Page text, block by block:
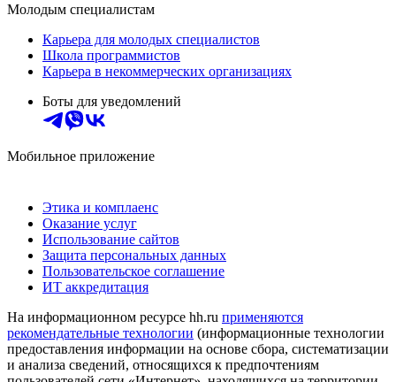
Молодым специалистам
Карьера для молодых специалистов
Школа программистов
Карьера в некоммерческих организациях
Боты для уведомлений
Мобильное приложение
Этика и комплаенс
Оказание услуг
Использование сайтов
Защита персональных данных
Пользовательское соглашение
ИТ аккредитация
На информационном ресурсе hh.ru применяются
рекомендательные технологии (информационные технологии
предоставления информации на основе сбора, систематизации
и анализа сведений, относящихся к предпочтениям